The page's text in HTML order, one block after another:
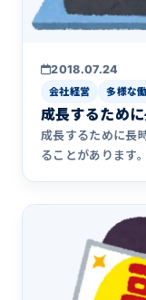
2018.07.24
会社経営 多様な
成長するため
成長するために長
ることがあります